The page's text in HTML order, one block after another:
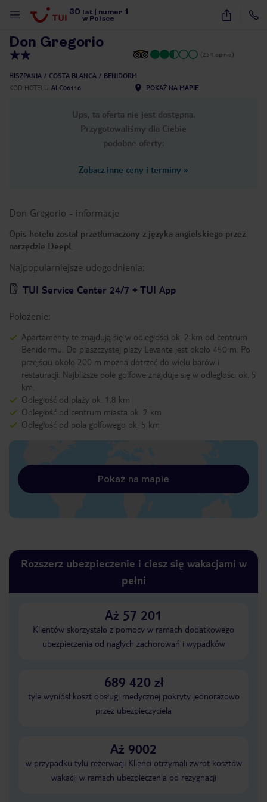
30 lat numer 1
w Polsce
14
Don Gregorio
(254 opinie)
HISZPANIA COSTA BLANCA
BENIDORM
KOD HOTELU ALC06116 POKAŻ NA MAPIE
Ups, ta oferta nie jest dostępna.
Przygotowaliśmy dla Ciebie
podobne oferty:
Zobacz inne ceny i terminy »
Don Gregorio - informacje
Opis hotelu został przetłumaczony z języka angielskiego przez
narzędzie DeepL
Najpopularniejsze udogodnienia:
TUI Service Center 24/7 + TUI App
Położenie:
Apartamenty te znajdują się w odległości ok. 2 km od centrum
Benidormu. Do piaszczystej plaży Levante jest około 450 m. Po
przejściu około 200 m można dotrzeć do wielu barów i
restauracji. Najbliższe pole golfowe znajduje się w odległości ok. 5
km.
Odległość od plaży ok. 1,8 km
Odległość od centrum miasta ok. 2 km
Odległość od pola golfowego ok. 5 km
Pokaż na mapie
Rozszerz ubezpieczenie i ciesz się wakacjami w
pełni
Aż 57 201
Klientów skorzystało z pomocy w ramach dodatkowego
ubezpieczenia od nagłych zachorowań i wypadków
689 420 zł
tyle wyniósł koszt obsługi medycznej pokryty jednorazowo
przez ubezpieczyciela
Aż 9002
w przypadku tylu rezerwacji Klienci otrzymali zwrot kosztów
wakacji w ramach ubezpieczenia od rezygnacji